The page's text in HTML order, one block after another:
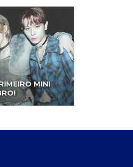
MINI